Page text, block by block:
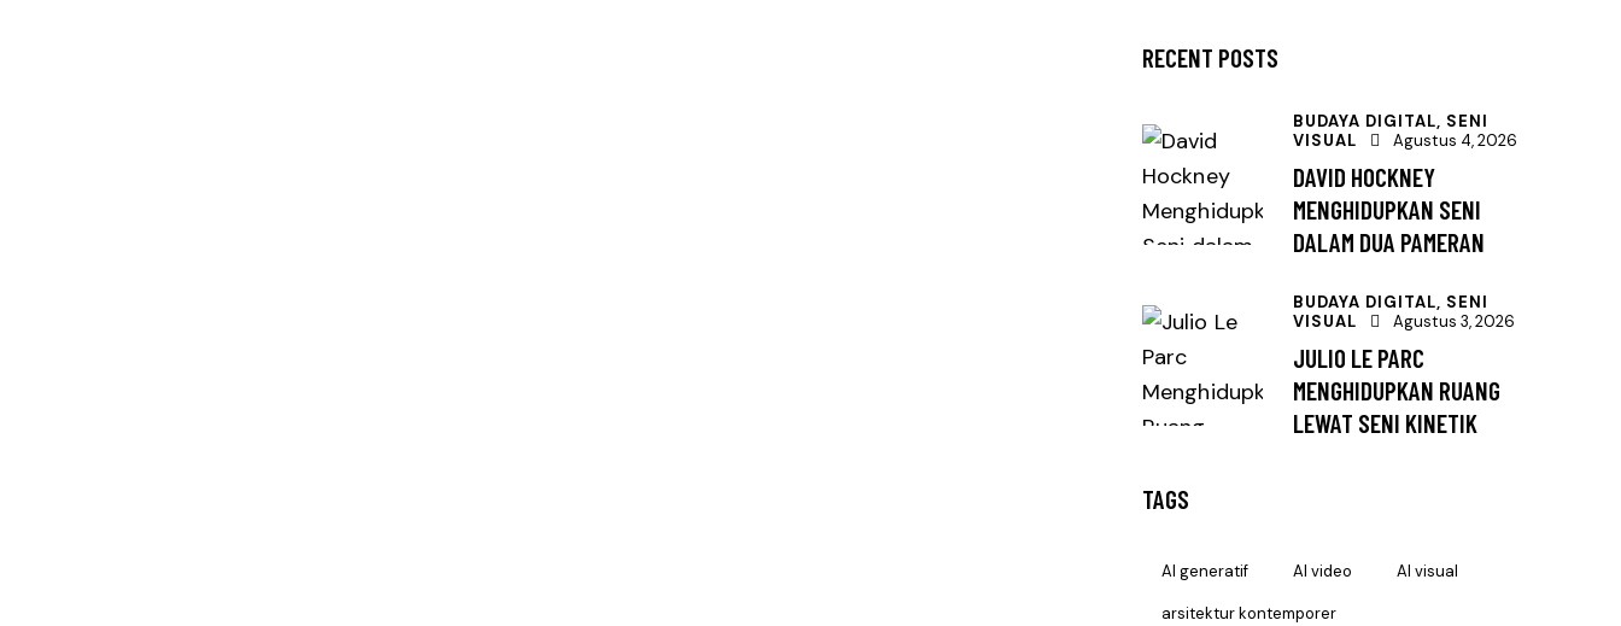
RECENT POSTS
BUDAYA DIGITAL, SENI
VISUAL
Agustus 4, 2026
DAVID HOCKNEY
MENGHIDUPKAN SENI
DALAM DUA PAMERAN
BUDAYA DIGITAL, SENI
VISUAL
Agustus 3, 2026
JULIO LE PARC
MENGHIDUPKAN RUANG
LEWAT SENI KINETIK
TAGS
AI generatif AI video AI visual
arsitektur kontemporer